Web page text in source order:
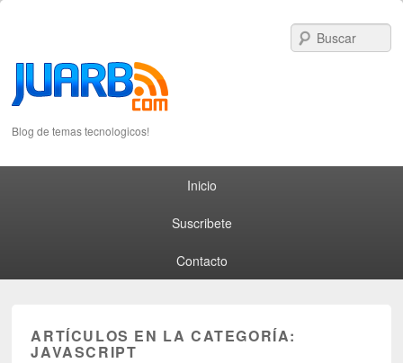
Blog de temas tecnologicos!
Inicio
Suscribete
Contacto
ARTÍCULOS EN LA CATEGORÍA:
JAVASCRIPT